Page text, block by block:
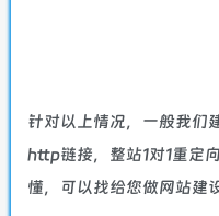
针对以上情况，一般我们
http链接，整站1对1重定
懂，可以找给您做网站建